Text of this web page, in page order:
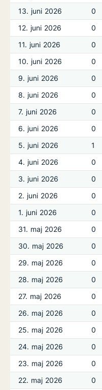
13. juni 2026
0
12. juni 2026
0
11. juni 2026
0
10. juni 2026
0
9. juni 2026
0
8. juni 2026
0
7. juni 2026
0
6. juni 2026
0
5. juni 2026
1
4. juni 2026
0
3. juni 2026
0
2. juni 2026
0
1. juni 2026
0
31. maj 2026
0
30. maj 2026
0
29. maj 2026
0
28. maj 2026
0
27. maj 2026
0
26. maj 2026
0
25. maj 2026
0
24. maj 2026
0
23. maj 2026
0
22. maj 2026
0